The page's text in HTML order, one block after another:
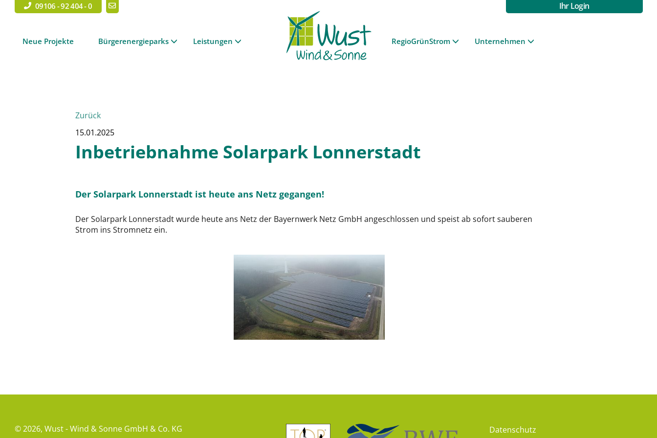
09106 - 92 404 - 0 Ihr Login
Neue Projekte Bürgerenergieparks Leistungen RegioGrünStrom Unternehmen
Zurück
15.01.2025
Inbetriebnahme Solarpark Lonnerstadt
Der Solarpark Lonnerstadt ist heute ans Netz gegangen!
Der Solarpark Lonnerstadt wurde heute ans Netz der Bayernwerk Netz GmbH angeschlossen und speist ab sofort sauberen
Strom ins Stromnetz ein.
© 2026, Wust - Wind & Sonne GmbH & Co. KG
Datenschutz